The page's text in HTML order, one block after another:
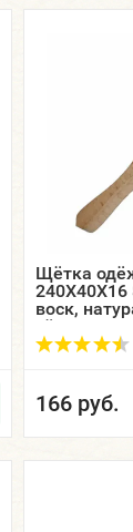
Щётка
240Х40Х16
воск,
тёмная /
166 руб.